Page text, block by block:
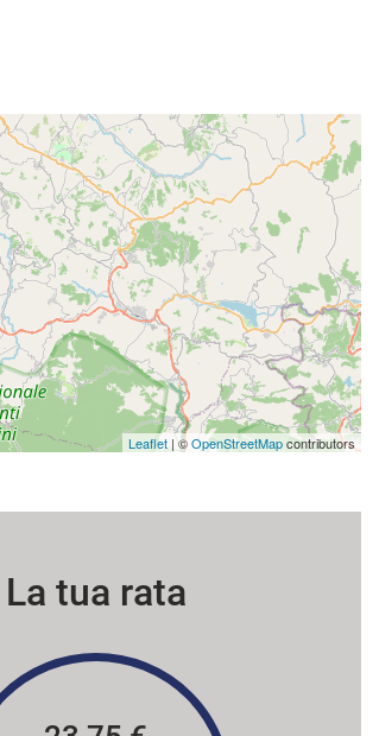
Leaflet | ©OpenStreetMapcontributors
La tua rata